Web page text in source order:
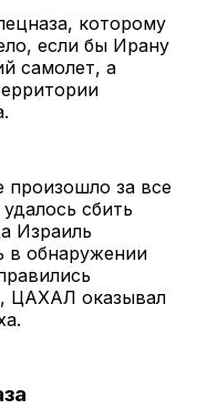
которому
если бы Ирану
самолет, а
произошло за все
сбить
Израиль
обнаружении
ЦАХАЛ оказывал